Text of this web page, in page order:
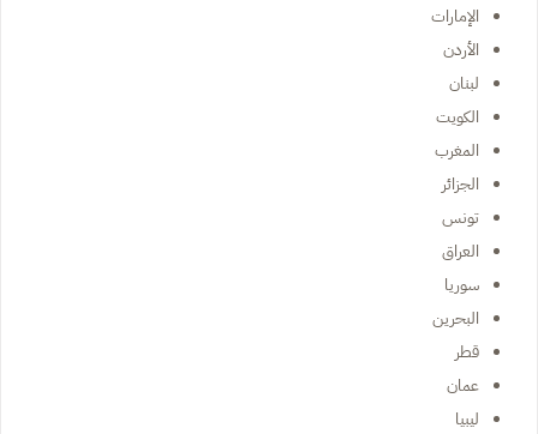
الإمارات
الأردن
لبنان
الكويت
المغرب
الجزائر
تونس
العراق
سوريا
البحرين
قطر
عمان
ليبيا